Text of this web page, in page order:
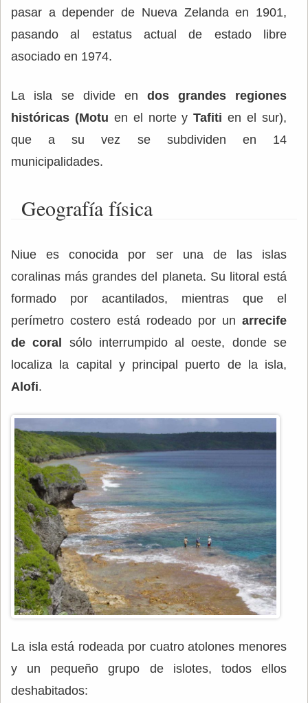
pasar a depender de Nueva Zelanda en 1901,
pasando al estatus actual de estado libre
asociado en 1974.
La isla se divide en dos grandes regiones
históricas (Motu en el norte yTafitien el sur),
que a su vez se subdividen en 14
municipalidades.
Geografía física
Niue es conocida por ser una de las islas
coralinas más grandes del planeta. Su litoral está
formado por acantilados, mientras que el
perímetro costero está rodeado por un arrecife
de coral
sólo interrumpido al oeste, donde se
localiza la capital y principal puerto de la isla,
Alofi.
La isla está rodeada por cuatro atolones menores
y un pequeño grupo de islotes, todos ellos
deshabitados: